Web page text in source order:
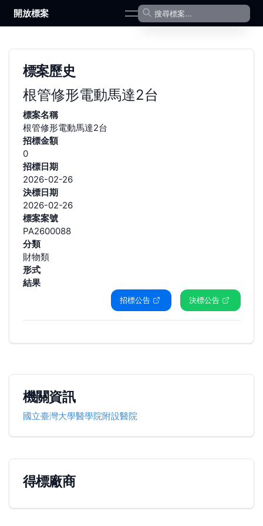
開放標案 open navigation menu
標案歷史
根管修形電動馬達2台
標案名稱
根管修形電動馬達2台
招標金額
0
招標日期
2026-02-26
決標日期
2026-02-26
標案案號
PA2600088
分類
財物類
形式
結果
招標公告 決標公告
機關資訊
國立臺灣大學醫學院附設醫院
得標廠商